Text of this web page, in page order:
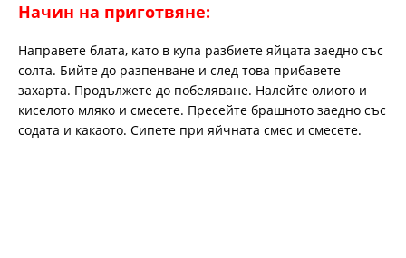
Начин на приготвяне:
Направете блата, като в купа разбиете яйцата заедно със
солта. Бийте до разпенване и след това прибавете
захарта. Продължете до побеляване. Налейте олиото и
киселото мляко и смесете. Пресейте брашното заедно със
содата и какаото. Сипете при яйчната смес и смесете.